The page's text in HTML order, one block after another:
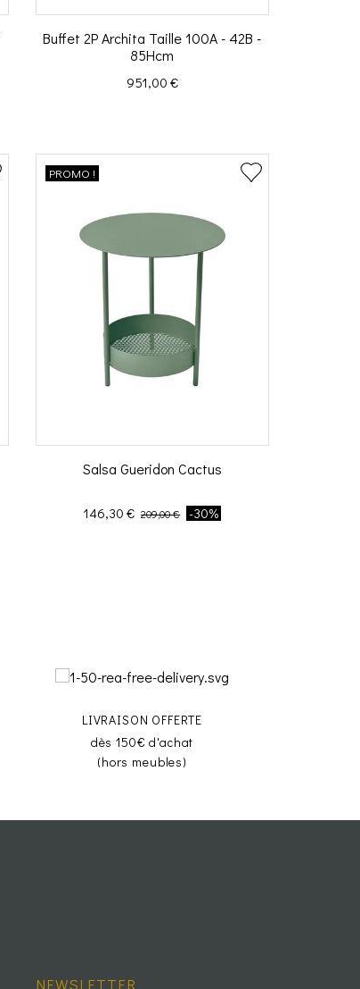
Buffet 2P Archita Taille 100A - 42B -
85Hcm
Prix
951,00 €
PROMO !
Salsa Gueridon Cactus
Prix
146,30 € Prix de base
209,00 € -30%
LIVRAISON OFFERTE
dès 150€ d'achat
(hors meubles)
NEWSLETTER